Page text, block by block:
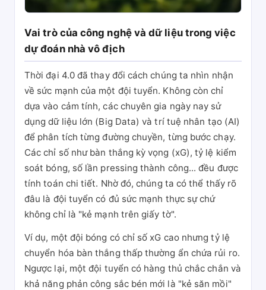
Vai trò của công nghệ và dữ liệu trong việc
dự đoán nhà vô địch
Thời đại 4.0 đã thay đổi cách chúng ta nhìn nhận
về sức mạnh của một đội tuyển. Không còn chỉ
dựa vào cảm tính, các chuyên gia ngày nay sử
dụng dữ liệu lớn (Big Data) và trí tuệ nhân tạo (AI)
để phân tích từng đường chuyền, từng bước chạy.
Các chỉ số như bàn thắng kỳ vọng (xG), tỷ lệ kiểm
soát bóng, số lần pressing thành công... đều được
tính toán chi tiết. Nhờ đó, chúng ta có thể thấy rõ
đâu là đội tuyển có đủ sức mạnh thực sự chứ
không chỉ là "kẻ mạnh trên giấy tờ".
Ví dụ, một đội bóng có chỉ số xG cao nhưng tỷ lệ
chuyển hóa bàn thắng thấp thường ẩn chứa rủi ro.
Ngược lại, một đội tuyển có hàng thủ chắc chắn và
khả năng phản công sắc bén mới là "kẻ săn mồi"